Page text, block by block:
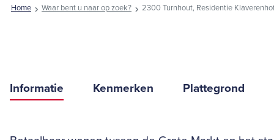
Home Waar bent u naar op zoek? 2300 Turnhout, Residentie
Informatie Kenmerken Plattegrond